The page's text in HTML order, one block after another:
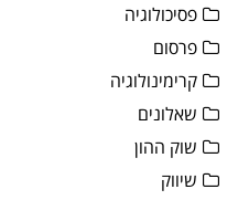
פסיכולוגיה
פרסום
קרימינולוגיה
שאלונים
שוק ההון
שיווק